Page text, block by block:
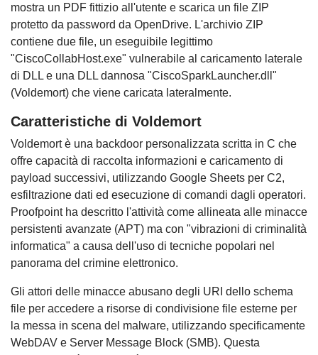
mostra un PDF fittizio all'utente e scarica un file ZIP
protetto da password da OpenDrive. L'archivio ZIP
contiene due file, un eseguibile legittimo
"CiscoCollabHost.exe" vulnerabile al caricamento laterale
di DLL e una DLL dannosa "CiscoSparkLauncher.dll"
(Voldemort) che viene caricata lateralmente.
Caratteristiche di Voldemort
Voldemort è una backdoor personalizzata scritta in C che
offre capacità di raccolta informazioni e caricamento di
payload successivi, utilizzando Google Sheets per C2,
esfiltrazione dati ed esecuzione di comandi dagli operatori.
Proofpoint ha descritto l'attività come allineata alle minacce
persistenti avanzate (APT) ma con "vibrazioni di criminalità
informatica" a causa dell'uso di tecniche popolari nel
panorama del crimine elettronico.
Gli attori delle minacce abusano degli URI dello schema
file per accedere a risorse di condivisione file esterne per
la messa in scena del malware, utilizzando specificamente
WebDAV e Server Message Block (SMB). Questa